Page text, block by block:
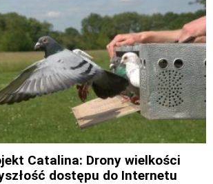
Catalina: Drony wielkości
dostępu do Internetu